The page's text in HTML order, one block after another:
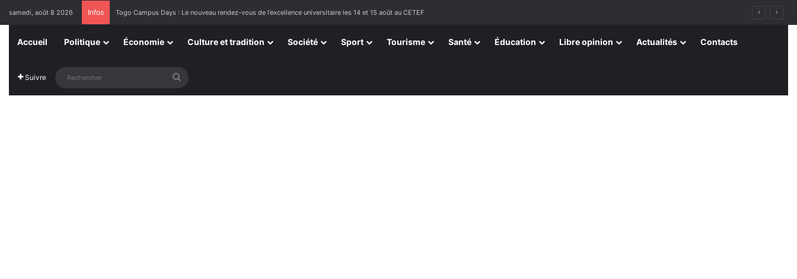
samedi, août 8 2026 Infos 1ère Édition des Grandes Retrouvailles des Ressortissants de Kpélé Govié Apégamé / Sokpé
Accueil Politique Économie Culture et tradition Société Sport Tourisme Santé Éducation Libre opinion Actualités Contacts
Suivre